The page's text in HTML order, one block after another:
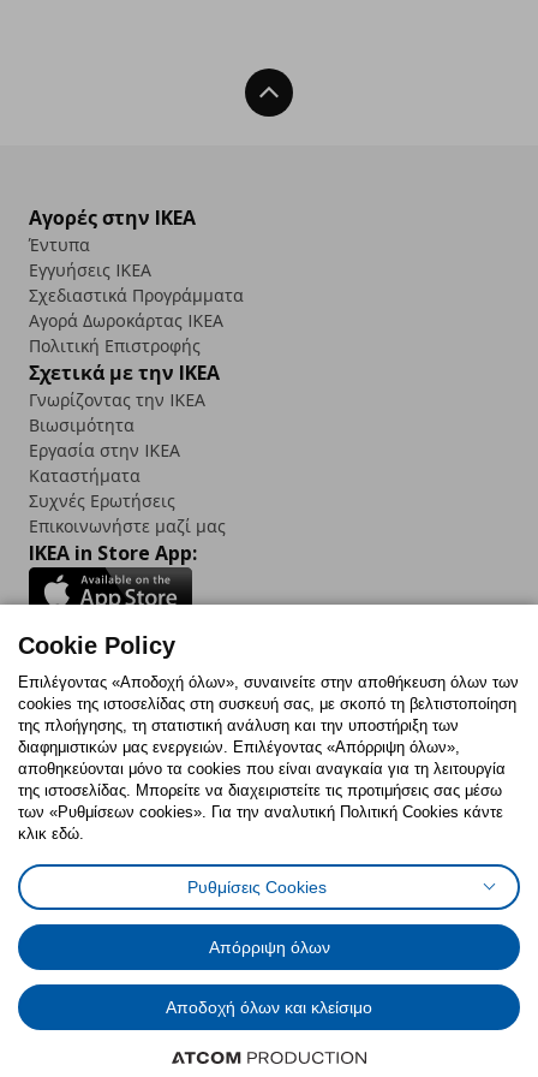
Back To Top
Αγορές στην IKEA
Έντυπα
Εγγυήσεις IKEA
Σχεδιαστικά Προγράμματα
Αγορά Δωρoκάρτας IKEA
Πολιτική Επιστροφής
Σχετικά με την IKEA
Γνωρίζοντας την IKEA
Βιωσιμότητα
Εργασία στην IKEA
Καταστήματα
Συχνές Ερωτήσεις
Επικοινωνήστε μαζί μας
IKEA in Store App:
Follow us:
FacebookInstagram
TikTokYoutubePinterestTwitter
Πολιτική CookiesΔήλωση ψηφιακής προσβασιμότητας
Ρυθμίσεις cookiesΌροι Χρήσης
Γενική Πολιτική Προσωπικών Δεδομένων
Πολιτική Προσωπικών Δεδομένων για ΙΚΕΑ.gr
Κώδικας Καταναλωτικής Δεοντολογίας
© Inter-IKEA Systems B.V. 1999 - 2025
Cookie Policy
Επιλέγοντας «Αποδοχή όλων», συναινείτε στην αποθήκευση όλων των
cookies της ιστοσελίδας στη συσκευή σας, με σκοπό τη βελτιστοποίηση
της πλοήγησης, τη στατιστική ανάλυση και την υποστήριξη των
διαφημιστικών μας ενεργειών. Επιλέγοντας «Απόρριψη όλων»,
αποθηκεύονται μόνο τα cookies που είναι αναγκαία για τη λειτουργία
της ιστοσελίδας. Μπορείτε να διαχειριστείτε τις προτιμήσεις σας μέσω
των «Ρυθμίσεων cookies». Για την αναλυτική Πολιτική Cookies κάντε
κλικ εδώ.
Ρυθμίσεις Cookies
Απόρριψη όλων
Αποδοχή όλων και κλείσιμο